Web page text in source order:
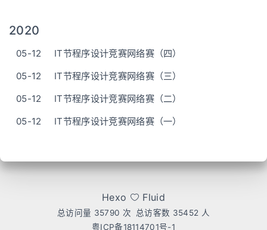
2020
05-12
IT节程序设计竞赛网络赛（四）
05-12
IT节程序设计竞赛网络赛（三）
05-12
IT节程序设计竞赛网络赛（二）
05-12
IT节程序设计竞赛网络赛（一）
Hexo Fluid
总访问量 35790 次 总访客数 35452 人
粤ICP备18114701号-1